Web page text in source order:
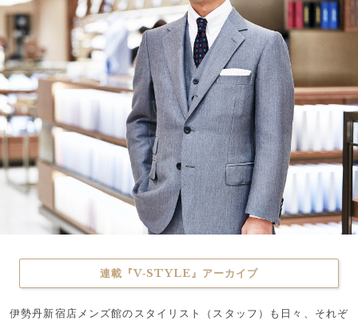
連載『V‐STYLE』アーカイブ
伊勢丹新宿店メンズ館のスタイリスト（スタッフ）も日々、それぞ